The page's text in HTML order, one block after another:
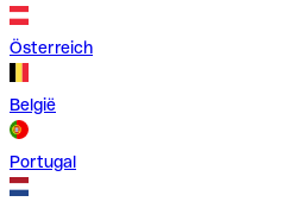
Österreich
België
Portugal